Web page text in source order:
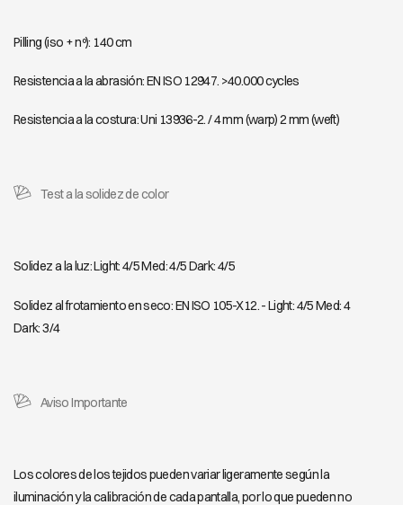
Pilling (iso + nº): 140 cm
Resistencia a la abrasión: EN ISO 12947. >40.000 cycles
Resistencia a la costura: Uni 13936-2. / 4 mm (warp) 2 mm (weft)
Test a la solidez de color
Solidez a la luz: Light: 4/5 Med: 4/5 Dark: 4/5
Solidez al frotamiento en seco: EN ISO 105-X12. - Light: 4/5 Med: 4
Dark: 3/4
Aviso Importante
Los colores de los tejidos pueden variar ligeramente según la
iluminación y la calibración de cada pantalla, por lo que pueden no